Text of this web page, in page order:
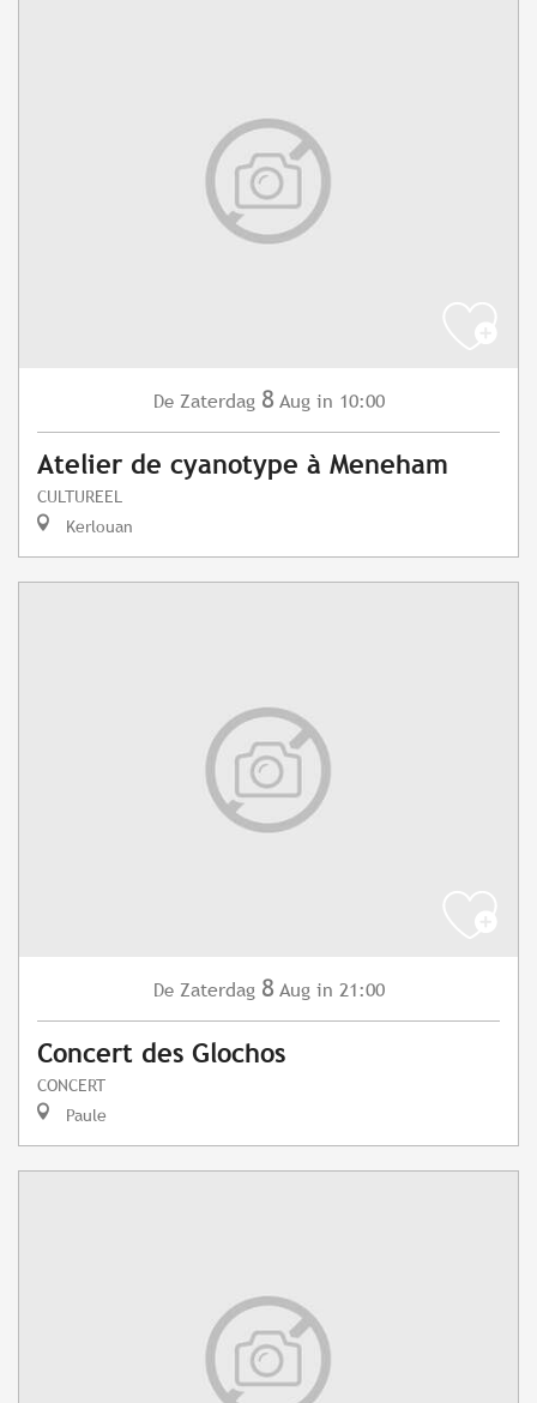
De Zaterdag 8 Aug in 10:00
Atelier de cyanotype à Meneham
CULTUREEL
Kerlouan
De Zaterdag 8 Aug in 21:00
Concert des Glochos
CONCERT
Paule